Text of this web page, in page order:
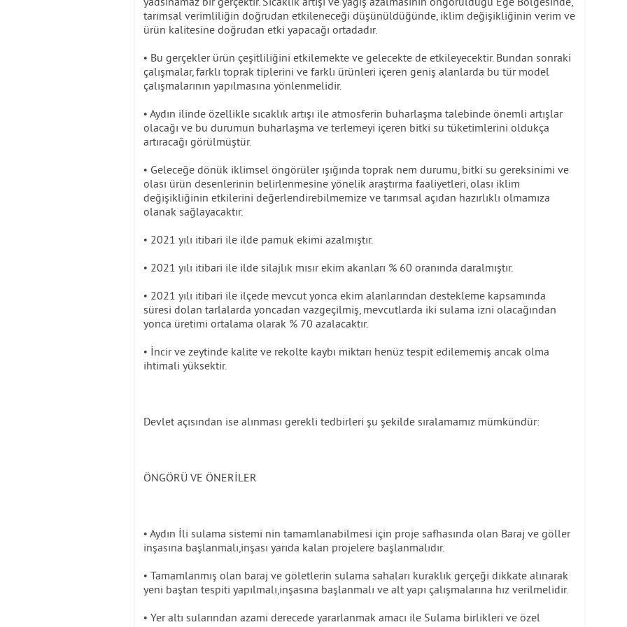
tarımsal verimliliğin doğrudan etkileneceği düşünüldüğünde, iklim değişikliğinin verim ve
ürün kalitesine doğrudan etki yapacağı ortadadır.
• Bu gerçekler ürün çeşitliliğini etkilemekte ve gelecekte de etkileyecektir. Bundan sonraki
çalışmalar, farklı toprak tiplerini ve farklı ürünleri içeren geniş alanlarda bu tür model
çalışmalarının yapılmasına yönlenmelidir.
• Aydın ilinde özellikle sıcaklık artışı ile atmosferin buharlaşma talebinde önemli artışlar
olacağı ve bu durumun buharlaşma ve terlemeyi içeren bitki su tüketimlerini oldukça
artıracağı görülmüştür.
• Geleceğe dönük iklimsel öngörüler ışığında toprak nem durumu, bitki su gereksinimi ve
olası ürün desenlerinin belirlenmesine yönelik araştırma faaliyetleri, olası iklim
değişikliğinin etkilerini değerlendirebilmemize ve tarımsal açıdan hazırlıklı olmamıza
olanak sağlayacaktır.
• 2021 yılı itibari ile ilde pamuk ekimi azalmıştır.
• 2021 yılı itibari ile ilde silajlık mısır ekim akanları % 60 oranında daralmıştır.
• 2021 yılı itibari ile ilçede mevcut yonca ekim alanlarından destekleme kapsamında
süresi dolan tarlalarda yoncadan vazgeçilmiş, mevcutlarda iki sulama izni olacağından
yonca üretimi ortalama olarak % 70 azalacaktır.
• İncir ve zeytinde kalite ve rekolte kaybı miktarı henüz tespit edilememiş ancak olma
ihtimali yüksektir.
Devlet açısından ise alınması gerekli tedbirleri şu şekilde sıralamamız mümkündür:
ÖNGÖRÜ VE ÖNERİLER
• Aydın İli sulama sistemi nin tamamlanabilmesi için proje safhasında olan Baraj ve göller
inşasına başlanmalı,inşası yarıda kalan projelere başlanmalıdır.
• Tamamlanmış olan baraj ve göletlerin sulama sahaları kuraklık gerçeği dikkate alınarak
yeni baştan tespiti yapılmalı,inşasına başlanmalı ve alt yapı çalışmalarına hız verilmelidir.
• Yer altı sularından azami derecede yararlanmak amacı ile Sulama birlikleri ve özel